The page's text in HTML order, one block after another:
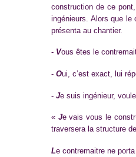
construction de ce
ingénieurs. Alors que le
présenta au chantier.
- Vous êtes le
- Oui, c’est exact, lui
- Je suis ingénieur,
« Je vais vous le
traversera la structure
Le contremaitre ne